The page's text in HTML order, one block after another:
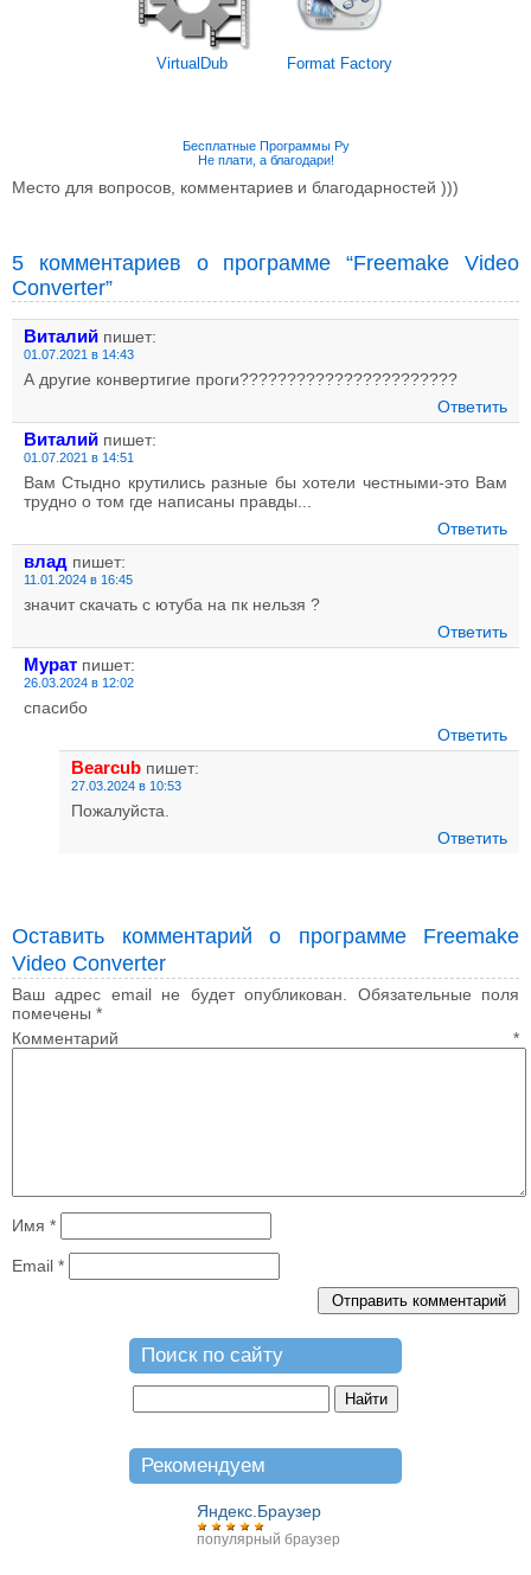
VirtualDub Format Factory
Бесплатные Программы Ру
Не плати, а благодари!
Место для вопросов, комментариев и благодарностей )))
5 комментариев о программе “Freemake Video
Converter”
Виталий пишет:
01.07.2021 в 14:43
А другие конвертигие проги???????????????????????
Ответить
Виталий пишет:
01.07.2021 в 14:51
Вам Стыдно крутились разные бы хотели честными-это Вам
трудно о том где написаны правды...
Ответить
влад пишет:
11.01.2024 в 16:45
значит скачать с ютуба на пк нельзя ?
Ответить
Мурат пишет:
26.03.2024 в 12:02
спасибо
Ответить
Bearcub пишет:
27.03.2024 в 10:53
Пожалуйста.
Ответить
Оставить комментарий о программе Freemake
Video Converter
Ваш адрес email не будет опубликован.
Обязательные поля
помечены *
Комментарий *
Имя *
Email *
Поиск по сайту
Рекомендуем
Яндекс.Браузер
популярный браузер